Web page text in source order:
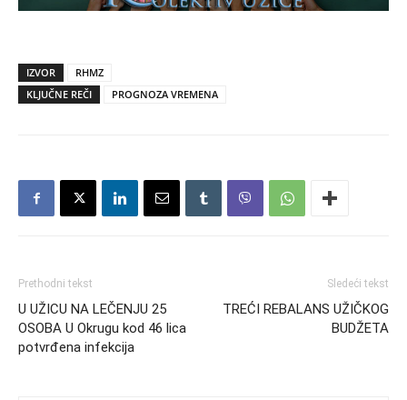
IZVOR
RHMZ
KLJUČNE REČI
PROGNOZA VREMENA
Prethodni tekst
U UŽICU NA LEČENJU 25
OSOBA U Okrugu kod 46 lica
potvrđena infekcija
Sledeći tekst
TREĆI REBALANS UŽIČKOG
BUDŽETA